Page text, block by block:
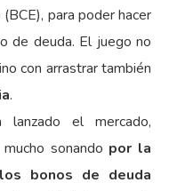
para poder hacer
de deuda. El juego no
con arrastrar también
.
el mercado,
sonando por la
bonos de deuda